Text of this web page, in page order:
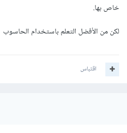
خاص بها.
لكن من الأفضل التعلم باستخدام الحاسوب
اقتباس